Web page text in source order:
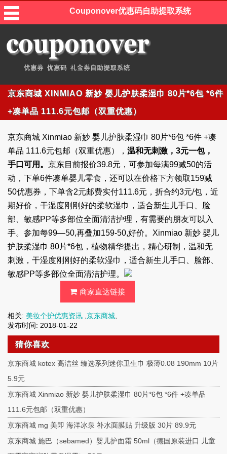
Couponover优惠码自助提取系统
京东商城 XINMIAO 新妙 婴儿护肤柔湿巾 80片*6包 *6件
+凑单品 111.6元包邮（双重优惠）
京东商城 Xinmiao 新妙 婴儿护肤柔湿巾 80片*6包 *6件 +凑
单品 111.6元包邮（双重优惠）， 温和无刺激，3元一包，
手口可用。 京东目前报价39.8元，可参加每满99减50的活
动，下单6件凑单婴儿零食，还可以在价格下方领取159减
50优惠券，下单含2元邮费实付111.6元，折合约3元/包，近
期好价，干湿度刚刚好的柔软湿巾，适合新生儿手口、脸
部、敏感PP等多部位全面清洁护理，有需要的朋友可以入
手。参加每99—50,再叠加159-50,好价。Xinmiao 新妙 婴儿
护肤柔湿巾 80片*6包，植物精华提出，精心研制，温和无
刺激，干湿度刚刚好的柔软湿巾，适合新生儿手口、脸部、
敏感PP等多部位全面清洁护理。
商家直达链接
相关: 美妆个护优惠资讯 京东商城
发布时间: 2018-01-22
猜你喜欢
京东商城 kotex 高洁丝 臻选系列迷你卫生巾 极薄0.08 190mm 10片
5.9元
京东商城 Xinmiao 新妙 婴儿护肤柔湿巾 80片*6包 *6件 +凑单品
111.6元包邮（双重优惠）
京东商城 mg 美即 海洋冰泉 补水面膜贴 升级版 30片 89.9元
京东商城 施巴（sebamed）婴儿护面霜 50ml（德国原装进口 儿童